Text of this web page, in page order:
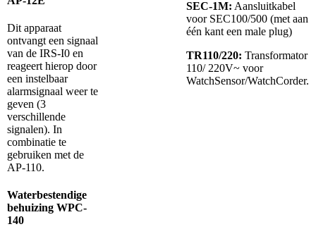
Dit apparaat
ontvangt een signaal
van de IRS-I0 en
reageert hierop door
een instelbaar
alarmsignaal weer te
geven (3
verschillende
signalen). In
combinatie te
gebruiken met de
AP-110.
Waterbestendige
behuizing WPC-
140
SEC-1M: Aansluitkabel
voor SEC100/500 (met aan
één kant een male plug)
TR110/220: Transformator
110/ 220V~ voor
WatchSensor/WatchCorder.